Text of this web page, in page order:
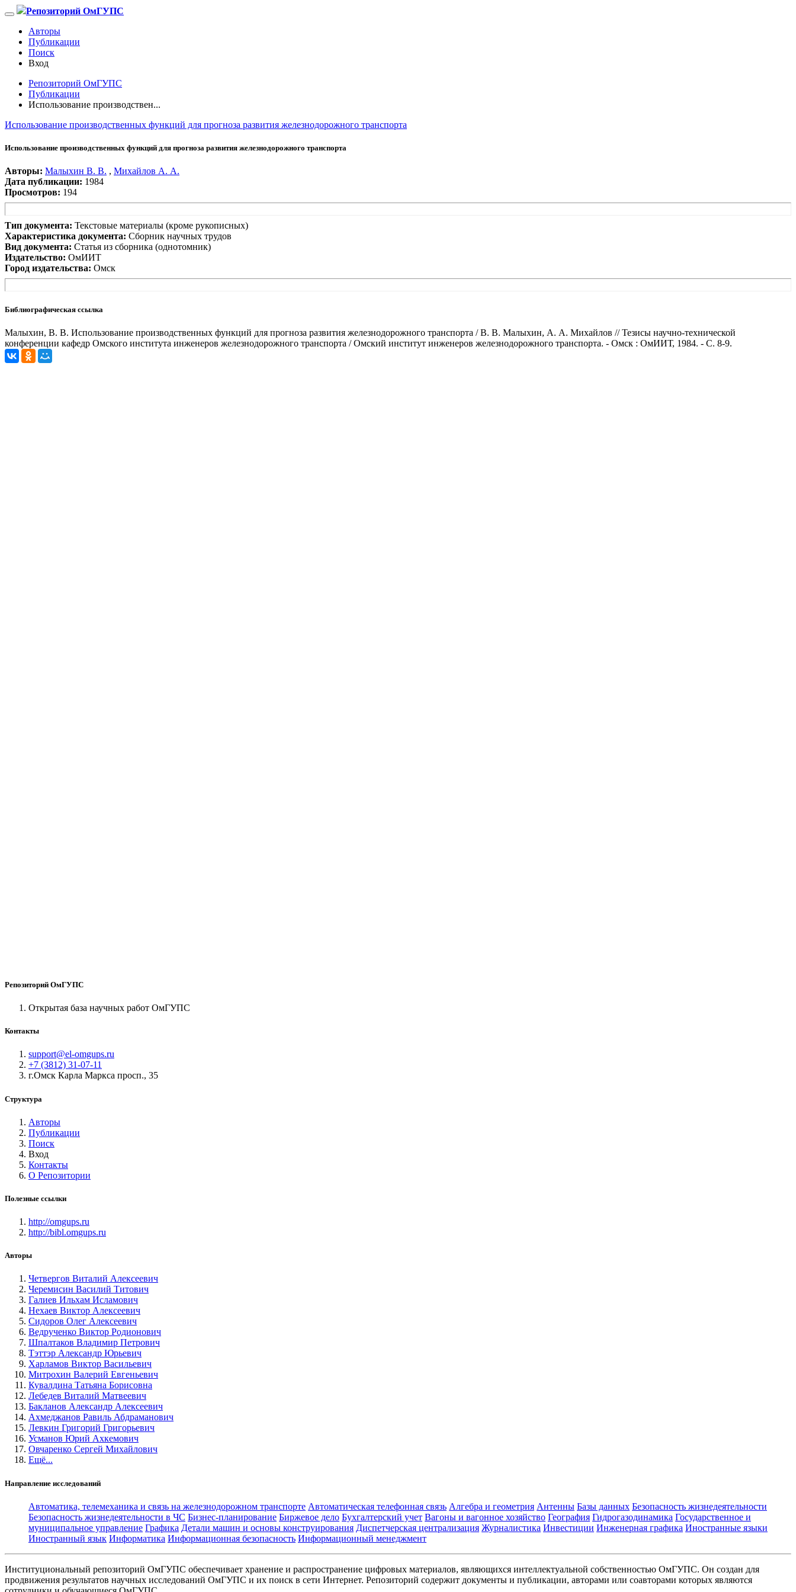
Репозиторий ОмГУПС
Авторы
Публикации
Поиск
Вход
Репозиторий ОмГУПС
Публикации
Использование производствен...
Использование производственных функций для прогноза развития железнодорожного транспорта
Использование производственных функций для прогноза развития железнодорожного транспорта
Авторы: Малыхин В. В. , Михайлов А. А.
Дата публикации: 1984
Просмотров: 194
Тип документа: Текстовые материалы (кроме рукописных)
Характеристика документа: Сборник научных трудов
Вид документа: Статья из сборника (однотомник)
Издательство: ОмИИТ
Город издательства: Омск
Библиографическая ссылка
Малыхин, В. В. Использование производственных функций для прогноза развития железнодорожного транспорта / В. В. Малыхин, А. А. Михайлов // Тезисы научно-технической
конференции кафедр Омского института инженеров железнодорожного транспорта / Омский институт инженеров железнодорожного транспорта. - Омск : ОмИИТ, 1984. - С. 8-9.
Репозиторий ОмГУПС
Открытая база научных работ ОмГУПС
Контакты
support@el-omgups.ru
+7 (3812) 31-07-11
г.Омск Карла Маркса просп., 35
Структура
Авторы
Публикации
Поиск
Вход
Контакты
О Репозитории
Полезные ссылки
http://omgups.ru
http://bibl.omgups.ru
Авторы
Четвергов Виталий Алексеевич
Черемисин Василий Титович
Галиев Ильхам Исламович
Нехаев Виктор Алексеевич
Сидоров Олег Алексеевич
Ведрученко Виктор Родионович
Шпалтаков Владимир Петрович
Тэттэр Александр Юрьевич
Харламов Виктор Васильевич
Митрохин Валерий Евгеньевич
Кувалдина Татьяна Борисовна
Лебедев Виталий Матвеевич
Бакланов Александр Алексеевич
Ахмеджанов Равиль Абдраманович
Левкин Григорий Григорьевич
Усманов Юрий Ахкемович
Овчаренко Сергей Михайлович
Ещё...
Направление исследований
Автоматика, телемеханика и связь на железнодорожном транспорте Автоматическая телефонная связь Алгебра и геометрия Антенны Базы данных Безопасность жизнедеятельности
Безопасность жизнедеятельности в ЧС Бизнес-планирование Биржевое дело Бухгалтерский учет Вагоны и вагонное хозяйство География Гидрогазодинамика Государственное и
муниципальное управление Графика Детали машин и основы конструирования Диспетчерская централизация Журналистика Инвестиции Инженерная графика Иностранные языки
Иностранный язык Информатика Информационная безопасность Информационный менеджмент
Институциональный репозиторий ОмГУПС обеспечивает хранение и распространение цифровых материалов, являющихся интеллектуальной собственностью ОмГУПС. Он создан для
продвижения результатов научных исследований ОмГУПС и их поиск в сети Интернет. Репозиторий содержит документы и публикации, авторами или соавторами которых являются